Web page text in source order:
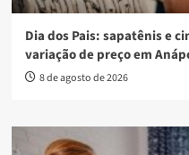
Dia dos Pais: sapatênis e
variação de preço em
8 de agosto de 2026